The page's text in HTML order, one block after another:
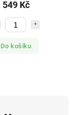
549 Kč
Do košíku